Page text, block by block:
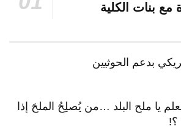
مع بنات الكلية
بدعم الحوثيين
يا ملح البلد …من يُصلِحُ الملحَ إذا
؟!